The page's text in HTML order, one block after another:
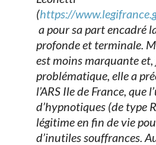
(https://
a pour sa part encadré
profonde et terminale.
est moins marquante
problématique, elle a
l’ARS Ile de France, que
d’hypnotiques (de type
légitime en fin de vie
d’inutiles souffrances.